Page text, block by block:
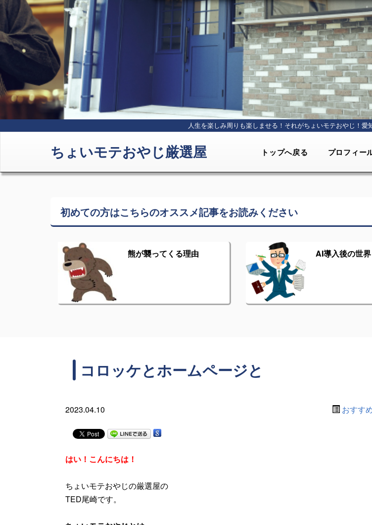
人生を楽しみ周りも楽しませる！それがちょいモテおやじ！ 愛
ちょいモテおやじ厳選屋 トップへ戻る プロフィー
初めての方はこちらのオススメ記事をお読みください
熊が襲ってくる理由 AI導入後の世界
コロッケとホームページと
2023.04.10 おすす
はい！こんにちは！
ちょいモテおやじの厳選屋の
TED尾崎です。